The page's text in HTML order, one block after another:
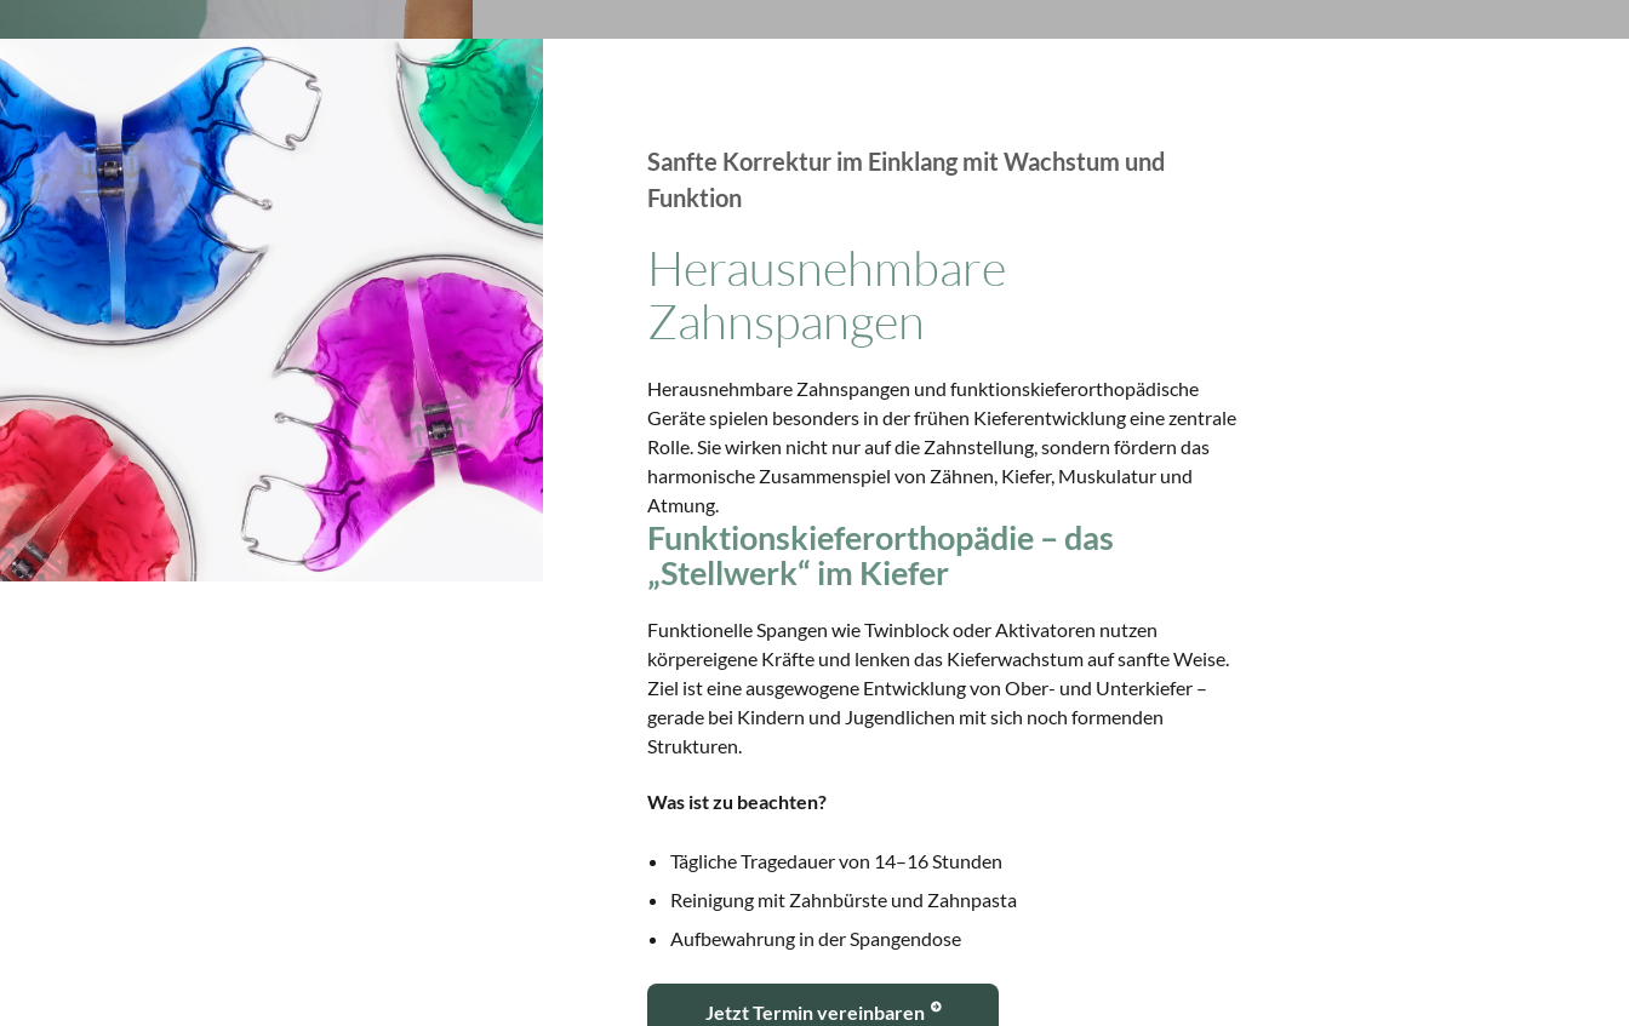
Schlafmedizin
ICON: Kariesbehandlung ohne Bohren
Bleaching
Sanfte Korrektur im Einklang mit Wachstum und
Funktion
Herausnehmbare
Zahnspangen
Herausnehmbare Zahnspangen und funktionskieferorthopädische
Geräte spielen besonders in der frühen Kieferentwicklung eine zentrale
Rolle. Sie wirken nicht nur auf die Zahnstellung, sondern fördern das
harmonische Zusammenspiel von Zähnen, Kiefer, Muskulatur und
Atmung.
Funktionskieferorthopädie – das
„Stellwerk“ im Kiefer
Funktionelle Spangen wie Twinblock oder Aktivatoren nutzen
körpereigene Kräfte und lenken das Kieferwachstum auf sanfte Weise.
Ziel ist eine ausgewogene Entwicklung von Ober- und Unterkiefer –
gerade bei Kindern und Jugendlichen mit sich noch formenden
Strukturen.
Was ist zu beachten?
Tägliche Tragedauer von 14–16 Stunden
Reinigung mit Zahnbürste und Zahnpasta
Aufbewahrung in der Spangendose
Jetzt Termin vereinbaren